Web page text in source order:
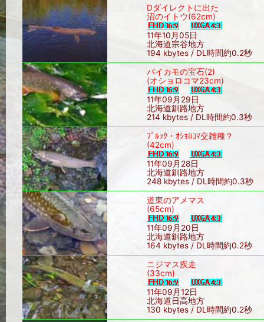
Dダイレクトに出た
沼のイトウ(62cm)
11年10月05日
北海道宗谷地方
194 kbytes / DL時間約0.2秒
バイカモの宝石(2)
(オショロコマ23cm)
11年09月29日
北海道釧路地方
214 kbytes / DL時間約0.3秒
ﾌﾞﾙｯｸ・ｵｼｮﾛｺﾏ交雑種？
(42cm)
11年09月28日
北海道釧路地方
248 kbytes / DL時間約0.3秒
道東のアメマス
(65cm)
11年09月20日
北海道釧路地方
164 kbytes / DL時間約0.2秒
ニジマス疾走
(33cm)
11年09月12日
北海道日高地方
130 kbytes / DL時間約0.2秒